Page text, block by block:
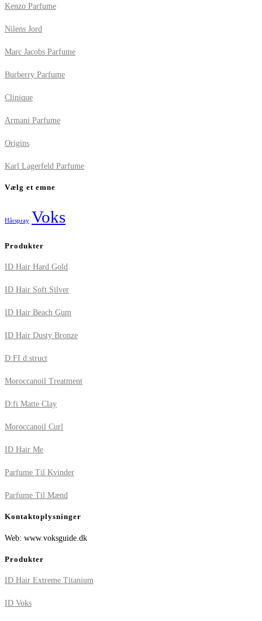
Kenzo Parfume
Nilens Jord
Marc Jacobs Parfume
Burberry Parfume
Clinique
Armani Parfume
Origins
Karl Lagerfeld Parfume
Vælg et emne
Hårspray Voks
Produkter
ID Hair Hard Gold
ID Hair Soft Silver
ID Hair Beach Gum
ID Hair Dusty Bronze
D:FI d:struct
Moroccanoil Treatment
D:fi Matte Clay
Moroccanoil Curl
ID Hair Me
Parfume Til Kvinder
Parfume Til Mænd
Kontaktoplysninger
Web: www.voksguide.dk
Produkter
ID Hair Extreme Titanium
ID Voks